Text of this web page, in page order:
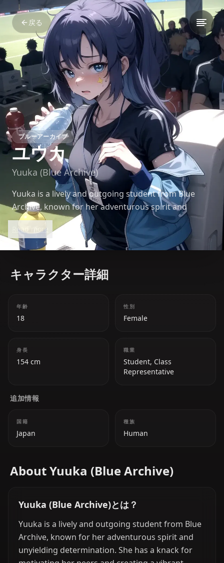
戻る
ブルーアーカイブ
ユウカ
Yuuka (Blue Archive)
Yuuka is a lively and outgoing student from Blue
Archive, known for her adventurous spirit and
unyielding determination. She has a knack for
motivating her peers and creating a vibrant
atmosphere wherever she goes.
Read more
キャラクター詳細
年齢
18
性別
Female
身長
154 cm
職業
Student, Class
Representative
追加情報
国籍
Japan
種族
Human
About Yuuka (Blue Archive)
Yuuka (Blue Archive)とは？
Yuuka is a lively and outgoing student from Blue
Archive, known for her adventurous spirit and
unyielding determination. She has a knack for